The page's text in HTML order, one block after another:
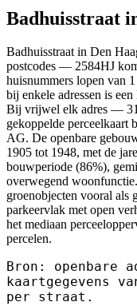
Badhuisstraat
Badhuisstraat in Den
postcodes — 2584HJ
huisnummers lopen van
bij enkele adressen is
Bij vrijwel elk adres —
gekoppelde perceelkaart
AG. De openbare
1905 tot 1948, met de
bouwperiode (86%),
overwegend
groenobjecten vooral als
parkeervlak met open
het mediaan
percelen.
Bron: openbare
kaartgegevens
per straat.